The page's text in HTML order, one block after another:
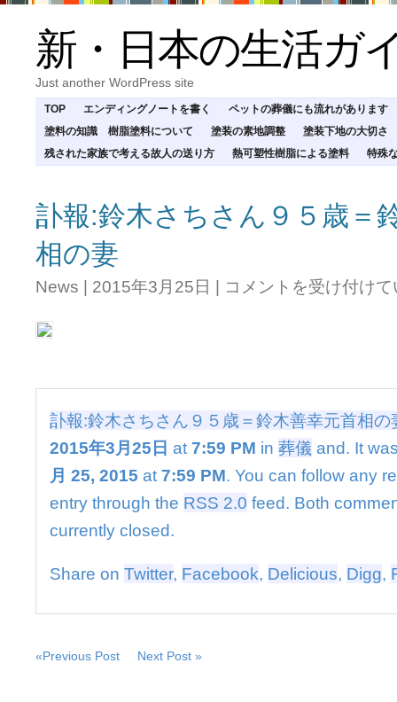
新・日本の生活ガ
Just another WordPress site
TOP エンディングノートを書く
ペットの葬儀にも流れがあります
塗料の知識 樹脂塗料について
塗装の素地調整
塗装下地の大切さ
残された家族で考える故人の送り方
熱可塑性樹脂による塗料 特殊
訃報:鈴木さちさん９５歳＝
相の妻
News | 2015年3月25日 | 訃
さ
９
５
歳
木
首
の
コメントを受け付け
訃報:鈴木さちさん９５歳＝鈴木善幸元首相の
2015年3月25日 at 7:59 PM in 葬儀 and. It
月 25, 2015 at 7:59 PM. You can follow any
entry through the RSS 2.0 feed. Both
currently closed.
Share on Twitter, Facebook, Delicious, Digg,
«Previous Post Next Post »